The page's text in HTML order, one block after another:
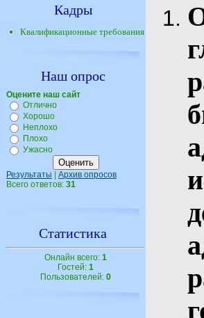
Кадры
Квалификационные требования
Наш опрос
Оцените наш сайт
Отлично
Хорошо
Неплохо
Плохо
Ужасно
Результаты
Архив опросов
Всего ответов: 31
Статистика
Онлайн всего: 1
Гостей: 1
Пользователей: 0